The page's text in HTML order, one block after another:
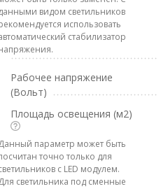
видом светильников
использовать
стабилизатор
Рабочее напряжение
(Вольт)
Площадь освещения (м2)
параметр может быть
точно только для
с LED модулем.
светильника под сменные